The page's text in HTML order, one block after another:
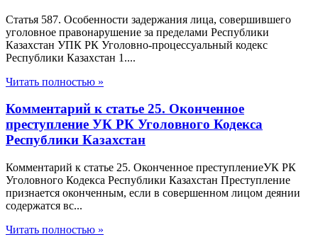
Статья 587. Особенности задержания лица, совершившего
уголовное правонарушение за пределами Республики
Казахстан УПК РК Уголовно-процессуальный кодекс
Республики Казахстан 1....
Читать полностью »
Комментарий к статье 25. Оконченное
преступление УК РК Уголовного Кодекса
Республики Казахстан
Комментарий к статье 25. Оконченное преступлениеУК РК
Уголовного Кодекса Республики Казахстан Преступление
признается оконченным, если в совершенном лицом деянии
содержатся вс...
Читать полностью »